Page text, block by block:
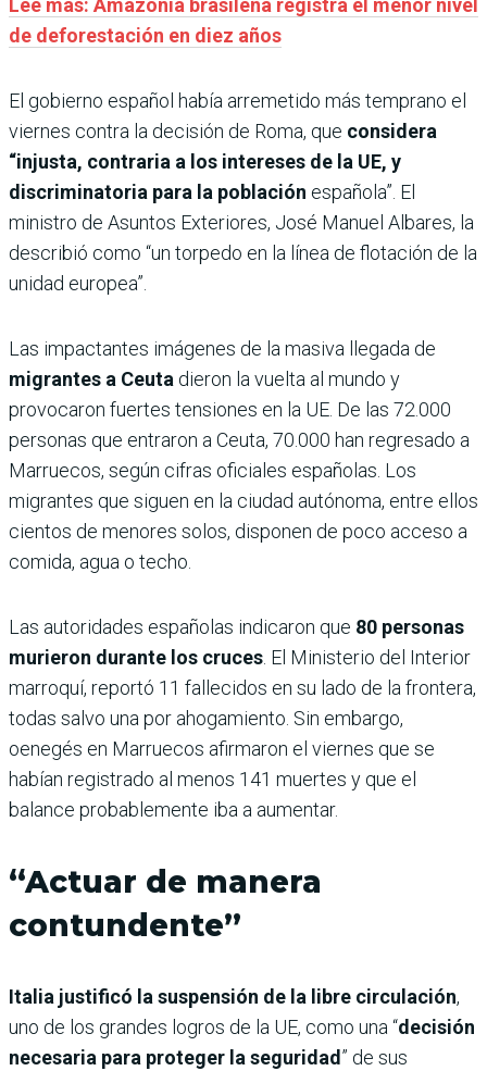
Leé más: Amazonía brasileña registra el menor nivel
de deforestación en diez años
El gobierno español había arremetido más temprano el
viernes contra la decisión de Roma, que considera
“injusta, contraria a los intereses de la UE, y
discriminatoria para la población española”. El
ministro de Asuntos Exteriores, José Manuel Albares, la
describió como “un torpedo en la línea de flotación de la
unidad europea”.
Las impactantes imágenes de la masiva llegada de
migrantes a Ceuta dieron la vuelta al mundo y
provocaron fuertes tensiones en la UE. De las 72.000
personas que entraron a Ceuta, 70.000 han regresado a
Marruecos, según cifras oficiales españolas. Los
migrantes que siguen en la ciudad autónoma, entre ellos
cientos de menores solos, disponen de poco acceso a
comida, agua o techo.
Las autoridades españolas indicaron que 80 personas
murieron durante los cruces. El Ministerio del Interior
marroquí, reportó 11 fallecidos en su lado de la frontera,
todas salvo una por ahogamiento. Sin embargo,
oenegés en Marruecos afirmaron el viernes que se
habían registrado al menos 141 muertes y que el
balance probablemente iba a aumentar.
“Actuar de manera
contundente”
Italia justificó la suspensión de la libre circulación,
uno de los grandes logros de la UE, como una “decisión
necesaria para proteger la seguridad” de sus